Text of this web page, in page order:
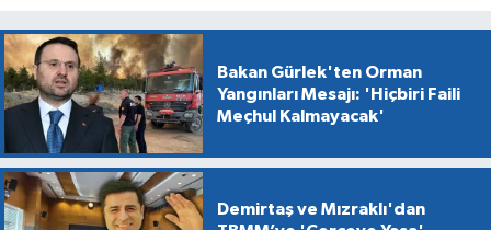
Bakan Gürlek'ten Orman
Yangınları Mesajı: 'Hiçbiri Faili
Meçhul Kalmayacak'
Demirtaş ve Mızraklı'dan